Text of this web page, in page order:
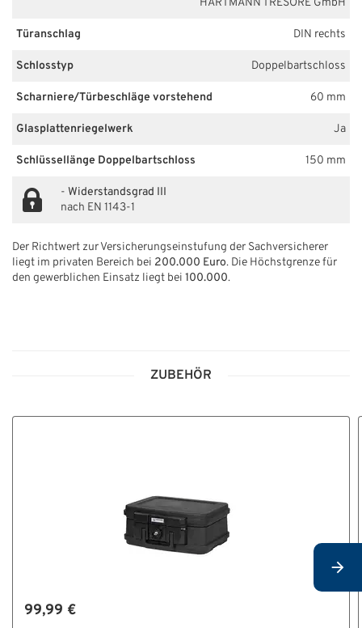
HARTMANN TRESORE GmbH
Türanschlag DIN rechts
Schlosstyp Doppelbartschloss
Scharniere/Türbeschläge vorstehend 60 mm
Glasplattenriegelwerk Ja
Schlüssellänge Doppelbartschloss 150 mm
- Widerstandsgrad III
nach EN 1143-1
Der Richtwert zur Versicherungseinstufung der Sachversicherer
liegt im privaten Bereich bei 200.000 Euro. Die Höchstgrenze für
den gewerblichen Einsatz liegt bei 100.000.
ZUBEHÖR
99,99 €